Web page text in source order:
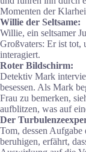
Momenten der
Willie der Seltsame:
Willie, ein seltsamer
Großvaters: Er ist tot,
interagiert.
Roter Bildschirm:
Detektiv Mark
besessen. Als Mark
Frau zu bemerken,
aufblitzen, was auf
Der
Tom, dessen Aufgabe
beruhigen, erfährt,